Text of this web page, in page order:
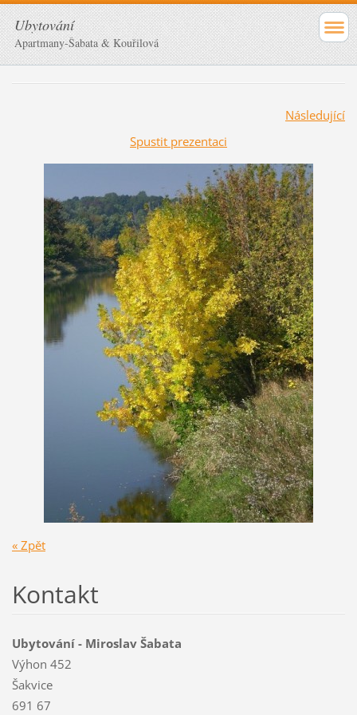
Ubytování
Apartmany-Šabata & Kouřilová
Následující
Spustit prezentaci
« Zpět
Kontakt
Ubytování - Miroslav Šabata
Výhon 452
Šakvice
691 67